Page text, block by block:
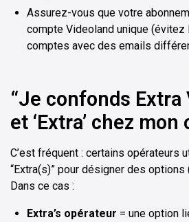
Assurez-vous que votre
compte Videoland unique
comptes avec des emails
“Je confonds Extra
et ‘Extra’ chez
C’est fréquent : certains opérateurs
“Extra(s)” pour désigner des options
Dans ce cas :
Extra’s opérateur = une option